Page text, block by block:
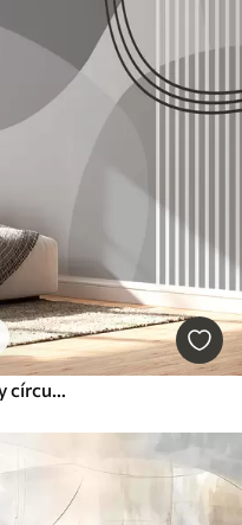
Línea de abstracción geométrica y círculo minimalista estilo moderno color gris